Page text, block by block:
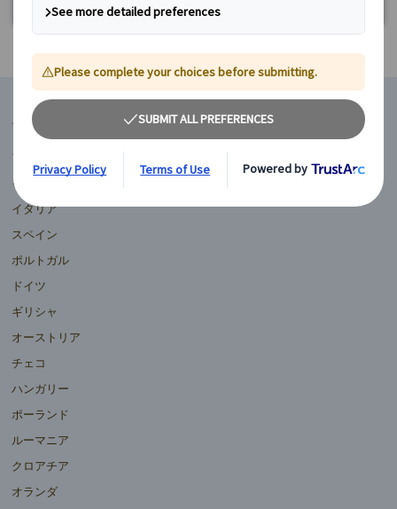
マイバスヨーロッパ
フランス
イギリス
イタリア
スペイン
ポルトガル
ドイツ
ギリシャ
オーストリア
チェコ
ハンガリー
ポーランド
ルーマニア
クロアチア
オランダ